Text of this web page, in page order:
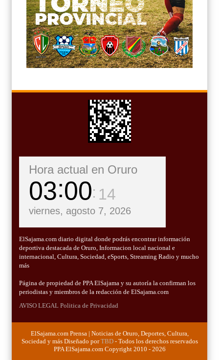
Hora actual en Oruro
03 00 15
viernes, agosto 7, 2026
ElSajama.com diario digital donde podrás encontrar información
deportiva destacada de Oruro, Informacion local nacional e
internacional, Cultura, Sociedad, eSports, Streaming Radio y mucho
más
Página de propiedad de PPA ElSajama y su autoría la confirman los
periodistas y miembros de la redacción de ElSajama.com
AVISO LEGAL Politica de Privacidad
ElSajama.com Prensa | Noticias de Oruro, Deportes, Cultura,
Sociedad y más Diseñado porTBD- Todos los derechos reservados
PPA ElSajama.com Copyright 2010 - 2026